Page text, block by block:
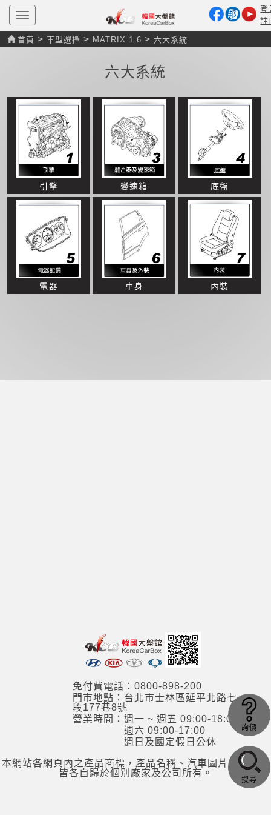
T
o
g
g
i
登
註
首頁 > 車型選擇 > MATRIX 1.6 > 六大系統
六大系統
引擎 變速箱 底盤
電器 車身 內裝
免付費電話：0800-898-200
門市地點：台北市士林區延平北路七
段177巷8號
營業時間：週一 ~ 週五 09:00-18:00
週六 09:00-17:00
週日及國定假日公休
本網站各網頁內之產品商標，產品名稱、汽車圖片，其資訊
皆各自歸於個別廠家及公司所有。
詢價
搜尋